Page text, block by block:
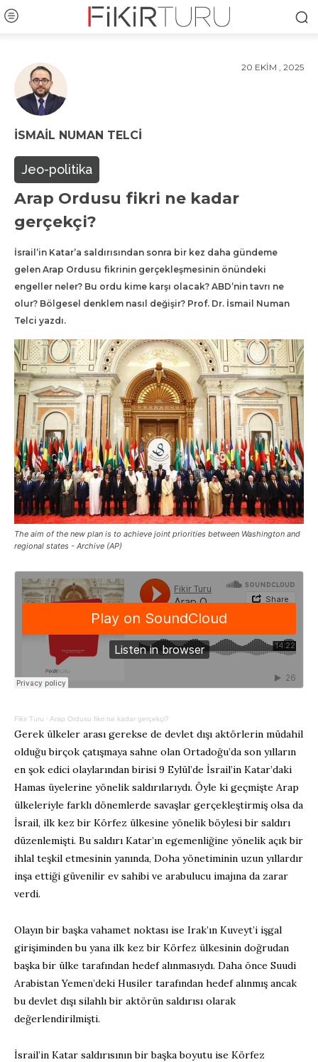
20 EKIM , 2025
İSMAIL NUMAN TELCI
Jeo-politika
Arap Ordusu fikri ne kadar
gerçekçi?
İsrail’in Katar’a saldırısından sonra bir kez daha gündeme
gelen Arap Ordusu fikrinin gerçekleşmesinin önündeki
engeller neler? Bu ordu kime karşı olacak? ABD’nin tavrı ne
olur? Bölgesel denklem nasıl değişir? Prof. Dr. İsmail Numan
Telci yazdı.
The aim of the new plan is to achieve joint priorities between Washington and
regional states - Archive (AP)
Fikir Turu · Arap Ordusu fikri ne kadar gerçekçi?
Gerek ülkeler arası gerekse de devlet dışı aktörlerin müdahil
olduğu birçok çatışmaya sahne olan Ortadoğu’da son yılların
en şok edici olaylarından birisi 9 Eylül’de İsrail’in Katar’daki
Hamas üyelerine yönelik saldırılarıydı. Öyle ki geçmişte Arap
ülkeleriyle farklı dönemlerde savaşlar gerçekleştirmiş olsa da
İsrail, ilk kez bir Körfez ülkesine yönelik böylesi bir saldırı
düzenlemişti. Bu saldırı Katar’ın egemenliğine yönelik açık bir
ihlal teşkil etmesinin yanında, Doha yönetiminin uzun yıllardır
inşa ettiği güvenilir ev sahibi ve arabulucu imajına da zarar
verdi.
Olayın bir başka vahamet noktası ise Irak’ın Kuveyt’i işgal
girişiminden bu yana ilk kez bir Körfez ülkesinin doğrudan
başka bir ülke tarafından hedef alınmasıydı. Daha önce Suudi
Arabistan Yemen’deki Husiler tarafından hedef alınmış ancak
bu devlet dışı silahlı bir aktörün saldırısı olarak
değerlendirilmişti.
İsrail’in Katar saldırısının bir başka boyutu ise Körfez